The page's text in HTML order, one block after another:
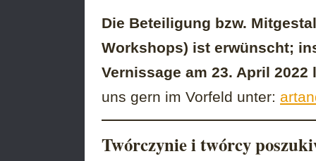
Die Beteiligung bzw.
Workshops) ist erwünscht;
Vernissage am 23. April 2022
uns gern im Vorfeld unter:
Twórczynie i twórcy